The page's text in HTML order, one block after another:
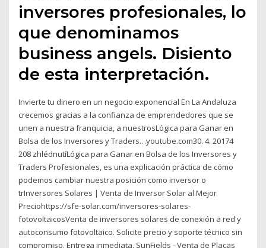
inversores profesionales, lo
que denominamos
business angels. Disiento
de esta interpretación.
Invierte tu dinero en un negocio exponencial En La Andaluza
crecemos gracias a la confianza de emprendedores que se
unen a nuestra franquicia, a nuestrosLógica para Ganar en
Bolsa de los Inversores y Traders…youtube.com30. 4. 20174
208 zhlédnutíLógica para Ganar en Bolsa de los Inversores y
Traders Profesionales, es una explicación práctica de cómo
podemos cambiar nuestra posición como inversor o
trInversores Solares | Venta de Inversor Solar al Mejor
Preciohttps://sfe-solar.com/inversores-solares-
fotovoltaicosVenta de inversores solares de conexión a red y
autoconsumo fotovoltaico. Solicite precio y soporte técnico sin
compromiso. Entrega inmediata. SunFields - Venta de Placas